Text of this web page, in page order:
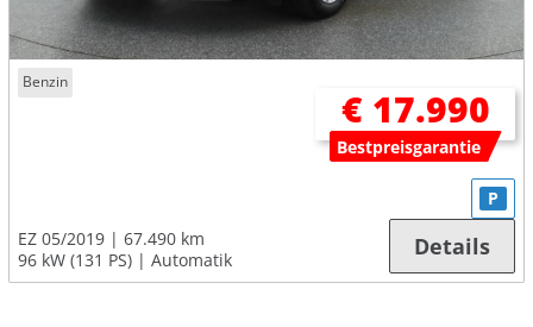
Benzin
€ 17.990
Bestpreisgarantie
EZ 05/2019
67.490 km
96 kW (131 PS)
Automatik
P
Details